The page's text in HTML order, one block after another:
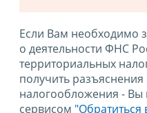
Если Вам необходимо
о деятельности ФНС
территориальных
получить
налогообложения - Вы
сервисом